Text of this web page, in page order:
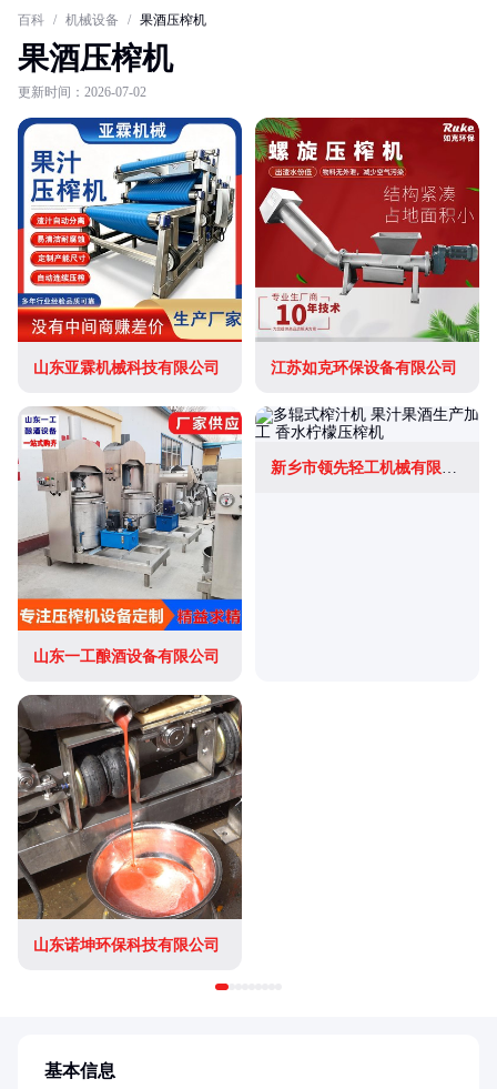
百科 / 机械设备 / 果酒压榨机
果酒压榨机
更新时间：2026-07-02
山东亚霖机械科技有限公司 江苏如克环保设备有限公司
山东一工酿酒设备有限公司
新乡市领先轻工机械有限公司
山东诺坤环保科技有限公司
基本信息